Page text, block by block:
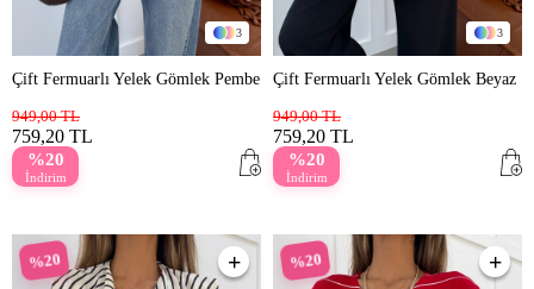
3
Çift Fermuarlı Yelek Gömlek Pembe
759,20 TL
949,00 TL
%20
İndirim
3
Çift Fermuarlı Yelek Gömlek Beyaz
759,20 TL
949,00 TL
%20
İndirim
%20 %20